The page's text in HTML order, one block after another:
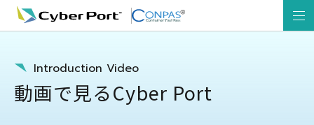
Introduction Video
動画で見るCyber Port